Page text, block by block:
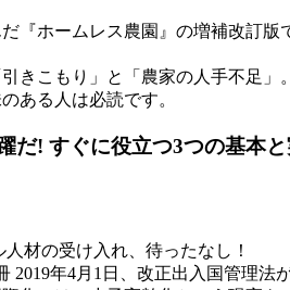
『ホームレス農園』の増補改訂
きこもり」と「農家の人手不足
ある人は必読です。
だ! すぐに役立つ3つの基本と
材の受け入れ、待ったなし！
2019年4月1日、改正出入国管理法